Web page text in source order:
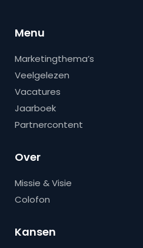
Menu
Marketingthema’s
Veelgelezen
Vacatures
Jaarboek
Partnercontent
Over
Missie & Visie
Colofon
Kansen